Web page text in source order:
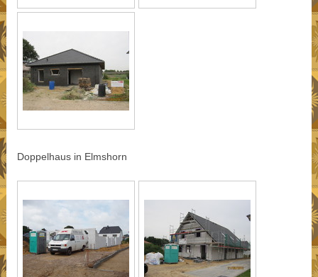
Doppelhaus in Elmshorn